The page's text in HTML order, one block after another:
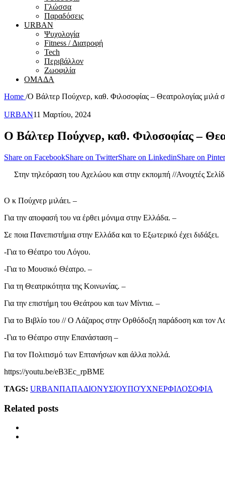
Γλώσσα
Παραδόσεις
URBAN
Ψυχολογία
Fitness / Διατροφή
Tech
Περιβάλλον
Ζωοφιλία
ΟΜΑΔΑ
Home /Ο Βάλτερ Πούχνερ, καθ. Φιλοσοφίας – Θεατρολογίας μιλά
URBAN11 Μαρτίου, 2024
Ο Βάλτερ Πούχνερ, καθ. Φιλοσοφίας –
Share on FacebookShare on TwitterShare on LinkedinShare on
Στην τηλεόραση του Αχελώου και στην εκπομπή //Ανοιχτές
Ο κ Πούχνερ μιλάει. –
Για την αποφασή του να έρθει μόνιμα στην Ελλάδα. –
Σε ποια Πανεπιστήμια στην Ελλάδα και το Εξωτερικό έχει διδάξει.
-Για το Θέατρο του Λόγου.
-Για το Μουσικό Θέατρο. –
Για τη Θεατρικότητα της Κοινωνίας. –
Για την επιστήμη του Θεάτρου και των Μίντια. –
Για το Βιβλίο του // Ο Λάζαρος στην Ορθόδοξη παράδοση και τον
-Για το Θέατρο στην Επανάσταση –
Για τον Πολιτισμό των Επτανήσων και άλλα πολλά.
https://youtu.be/eB3Ec_rpBME
TAGS: URBANΠΑΠΑΔΙΟΝΥΣΙΟΥΠΟΎΧΝΕΡΦΙΛΟΣΟΦΙΑ
Related posts